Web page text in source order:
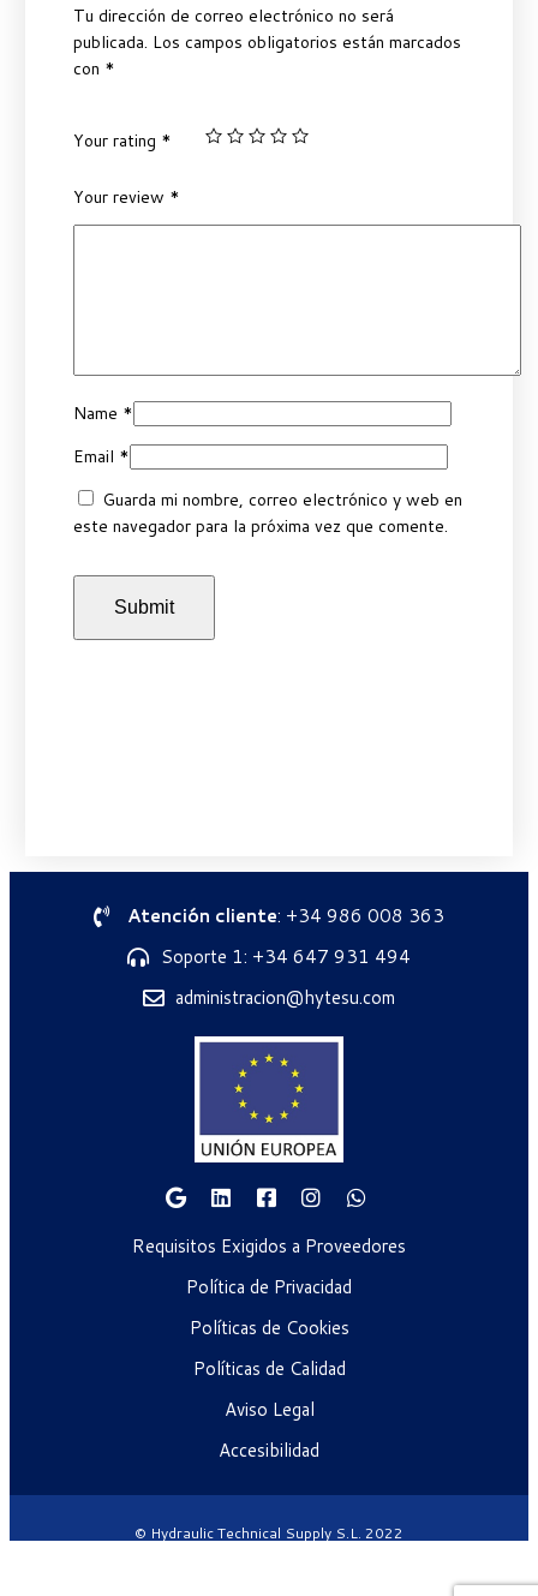
Tu dirección de correo electrónico no será
publicada. Los campos obligatorios están marcados
con *
Your rating *
Your review *
Name *
Email *
Guarda mi nombre, correo electrónico y web en
este navegador para la próxima vez que comente.
Atención cliente: +34 986 008 363
Soporte 1: +34 647 931 494
administracion@hytesu.com
Requisitos Exigidos a Proveedores
Política de Privacidad
Políticas de Cookies
Políticas de Calidad
Aviso Legal
Accesibilidad
© Hydraulic Technical Supply S.L. 2022